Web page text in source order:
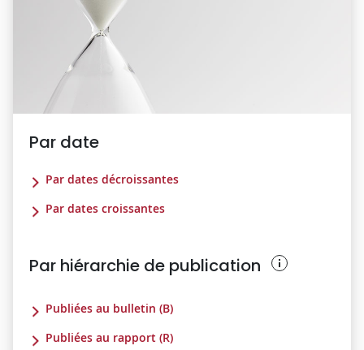
Par date
Par dates décroissantes
Par dates croissantes
Par hiérarchie de publication
Publiées au bulletin (B)
Publiées au rapport (R)